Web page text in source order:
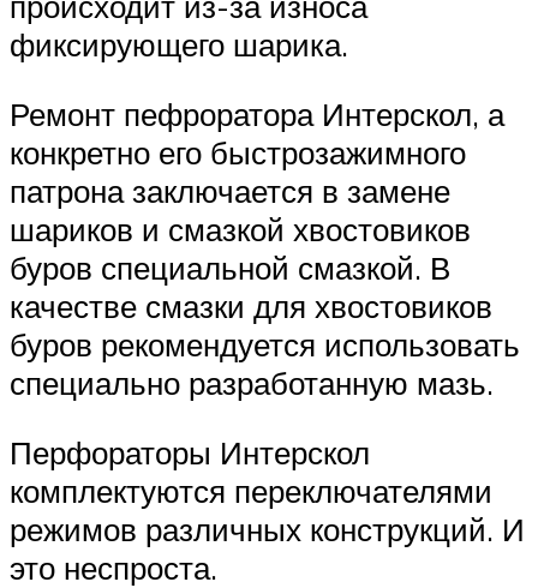
фиксирующего шарика.
Ремонт пефроратора Интерскол, а
конкретно его быстрозажимного
патрона заключается в замене
шариков и смазкой хвостовиков
буров специальной смазкой. В
качестве смазки для хвостовиков
буров рекомендуется использовать
специально разработанную мазь.
Перфораторы Интерскол
комплектуются переключателями
режимов различных конструкций. И
это неспроста.